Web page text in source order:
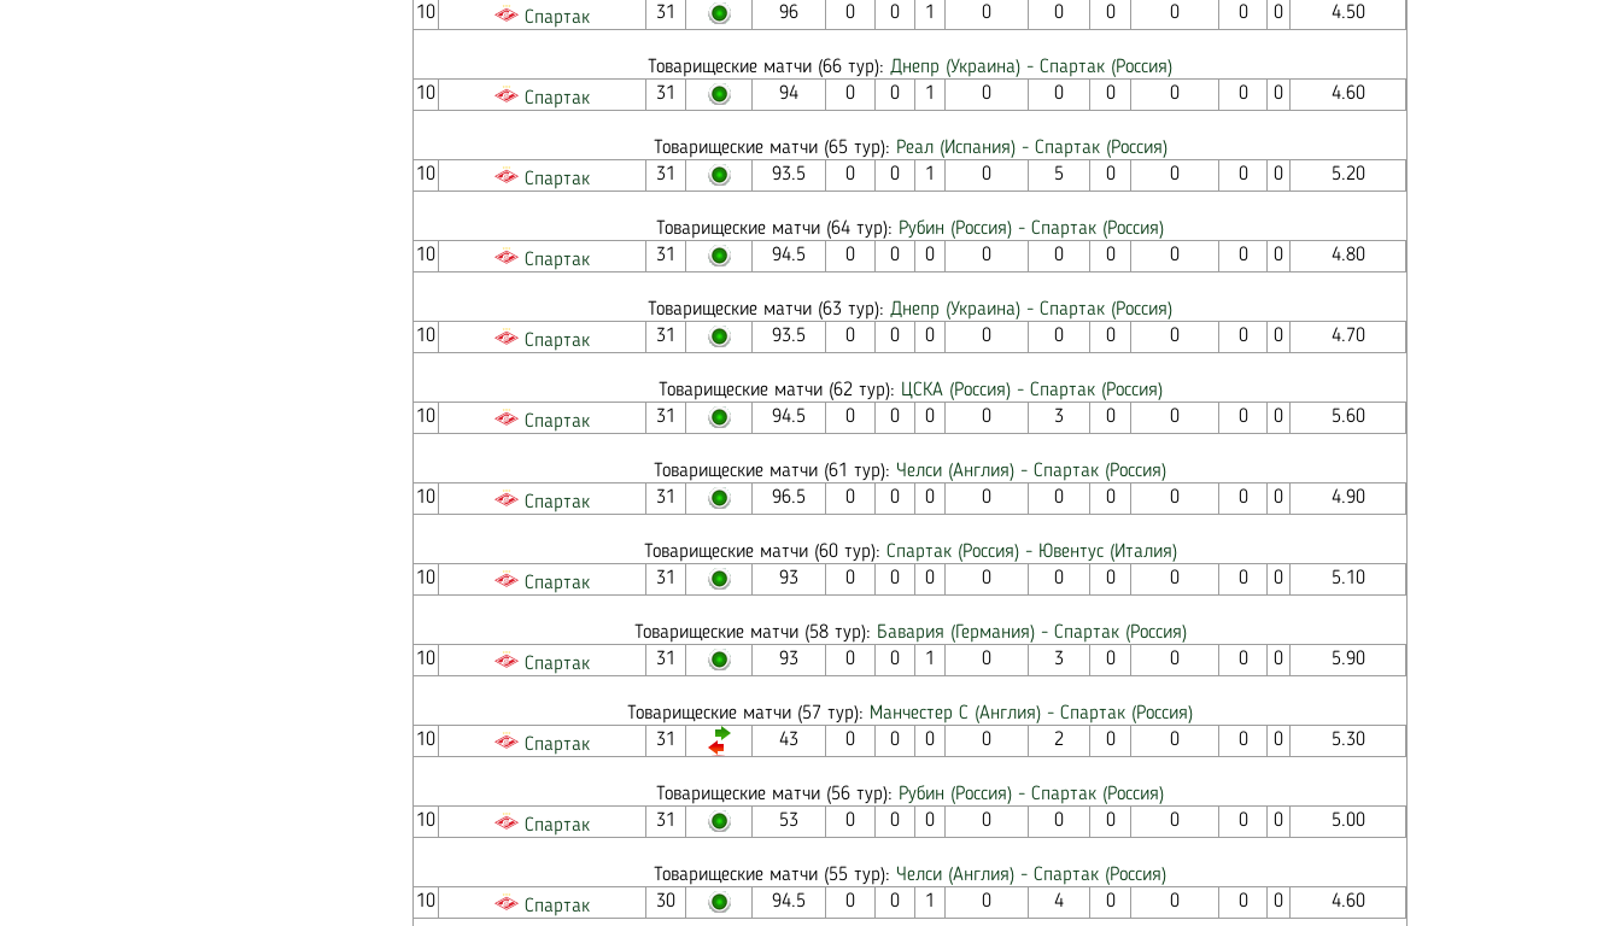
10
Спартак 31 96 0 0 1 0 0 0 0 0 0 4.50
Товарищеские матчи (66 тур): Днепр (Украина) - Спартак (Россия)
10
Спартак 31 94 0 0 1 0 0 0 0 0 0 4.60
Товарищеские матчи (65 тур): Реал (Испания) - Спартак (Россия)
10
Спартак 31 93.5 0 0 1 0 5 0 0 0 0 5.20
Товарищеские матчи (64 тур): Рубин (Россия) - Спартак (Россия)
10
Спартак 31 94.5 0 0 0 0 0 0 0 0 0 4.80
Товарищеские матчи (63 тур): Днепр (Украина) - Спартак (Россия)
10
Спартак 31 93.5 0 0 0 0 0 0 0 0 0 4.70
Товарищеские матчи (62 тур): ЦСКА (Россия) - Спартак (Россия)
10
Спартак 31 94.5 0 0 0 0 3 0 0 0 0 5.60
Товарищеские матчи (61 тур): Челси (Англия) - Спартак (Россия)
10
Спартак 31 96.5 0 0 0 0 0 0 0 0 0 4.90
Товарищеские матчи (60 тур): Спартак (Россия) - Ювентус (Италия)
10
Спартак 31 93 0 0 0 0 0 0 0 0 0 5.10
Товарищеские матчи (58 тур): Бавария (Германия) - Спартак (Россия)
10
Спартак 31 93 0 0 1 0 3 0 0 0 0 5.90
Товарищеские матчи (57 тур): Манчестер С (Англия) - Спартак (Россия)
10
Спартак 31 43 0 0 0 0 2 0 0 0 0 5.30
Товарищеские матчи (56 тур): Рубин (Россия) - Спартак (Россия)
10
Спартак 31 53 0 0 0 0 0 0 0 0 0 5.00
Товарищеские матчи (55 тур): Челси (Англия) - Спартак (Россия)
10
Спартак 30 94.5 0 0 1 0 4 0 0 0 0 4.60